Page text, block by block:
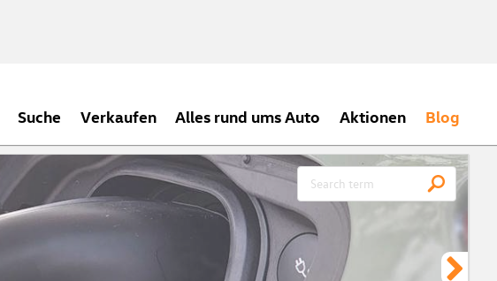
Suche Verkaufen Alles rund ums Auto Aktionen Blog